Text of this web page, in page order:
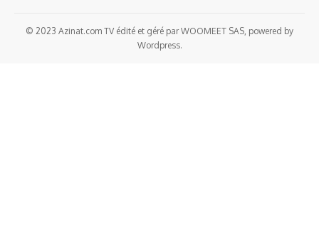
© 2023 Azinat.com TV édité et géré par WOOMEET SAS, powered by
Wordpress.